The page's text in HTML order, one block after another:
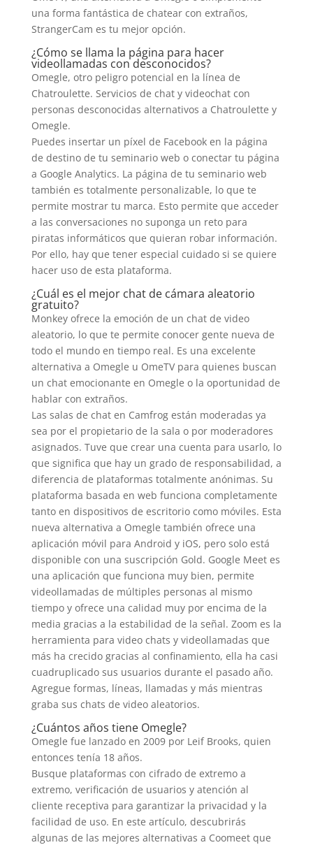
una forma fantástica de chatear con extraños,
StrangerCam es tu mejor opción.
¿Cómo se llama la página para hacer
videollamadas con desconocidos?
Omegle, otro peligro potencial en la línea de
Chatroulette. Servicios de chat y videochat con
personas desconocidas alternativos a Chatroulette y
Omegle.
Puedes insertar un píxel de Facebook en la página
de destino de tu seminario web o conectar tu página
a Google Analytics. La página de tu seminario web
también es totalmente personalizable, lo que te
permite mostrar tu marca. Esto permite que acceder
a las conversaciones no suponga un reto para
piratas informáticos que quieran robar información.
Por ello, hay que tener especial cuidado si se quiere
hacer uso de esta plataforma.
¿Cuál es el mejor chat de cámara aleatorio
gratuito?
Monkey ofrece la emoción de un chat de video
aleatorio, lo que te permite conocer gente nueva de
todo el mundo en tiempo real. Es una excelente
alternativa a Omegle u OmeTV para quienes buscan
un chat emocionante en Omegle o la oportunidad de
hablar con extraños.
Las salas de chat en Camfrog están moderadas ya
sea por el propietario de la sala o por moderadores
asignados. Tuve que crear una cuenta para usarlo, lo
que significa que hay un grado de responsabilidad, a
diferencia de plataformas totalmente anónimas. Su
plataforma basada en web funciona completamente
tanto en dispositivos de escritorio como móviles. Esta
nueva alternativa a Omegle también ofrece una
aplicación móvil para Android y iOS, pero solo está
disponible con una suscripción Gold. Google Meet es
una aplicación que funciona muy bien, permite
videollamadas de múltiples personas al mismo
tiempo y ofrece una calidad muy por encima de la
media gracias a la estabilidad de la señal. Zoom es la
herramienta para video chats y videollamadas que
más ha crecido gracias al confinamiento, ella ha casi
cuadruplicado sus usuarios durante el pasado año.
Agregue formas, líneas, llamadas y más mientras
graba sus chats de video aleatorios.
¿Cuántos años tiene Omegle?
Omegle fue lanzado en 2009 por Leif Brooks, quien
entonces tenía 18 años.
Busque plataformas con cifrado de extremo a
extremo, verificación de usuarios y atención al
cliente receptiva para garantizar la privacidad y la
facilidad de uso. En este artículo, descubrirás
algunas de las mejores alternativas a Coomeet que